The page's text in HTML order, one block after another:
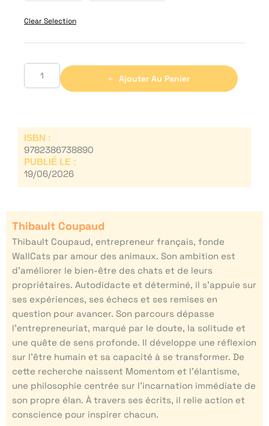
Clear Selection
Ajouter Au Panier
ISBN :
9782386738890
PUBLIÉ LE :
19/06/2026
Thibault Coupaud
Thibault Coupaud, entrepreneur français, fonde
WallCats par amour des animaux. Son ambition est
d’améliorer le bien-être des chats et de leurs
propriétaires. Autodidacte et déterminé, il s’appuie sur
ses expériences, ses échecs et ses remises en
question pour avancer. Son parcours dépasse
l’entrepreneuriat, marqué par le doute, la solitude et
une quête de sens profonde. Il développe une réflexion
sur l’être humain et sa capacité à se transformer. De
cette recherche naissent Momentom et l’élantisme,
une philosophie centrée sur l’incarnation immédiate de
son propre élan. À travers ses écrits, il relie action et
conscience pour inspirer chacun.